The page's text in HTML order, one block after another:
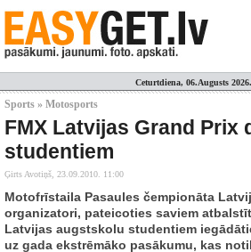
Ceturtdiena, 06.Augusts 2026.
Sports » Motosports
FMX Latvijas Grand Prix
studentiem
Ģirts Avotiņš, 23.09.2010. 11:00
Motofrīstaila Pasaules čempionāta
organizatori, pateicoties saviem
Latvijas augstskolu studentiem
uz gada ekstrēmāko pasākumu, kas